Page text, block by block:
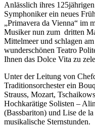
Anlässlich ihres
Symphoniker ein neues
„Primavera da Vienna“ im
Musiker nun zum dritten
Mittelmeer und schlagen
wunderschönen Teatro
Ihnen das Dolce Vita zu
Unter der Leitung von
Traditionsorchester ein
Strauss, Mozart,
Hochkarätige Solisten –
(Bassbariton) und Lise de
musikalische Sternstunden.